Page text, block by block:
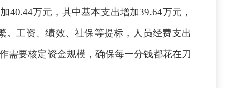
40.44万元，其中基本支出增加39.64万元，
工资、绩效、社保等提标，人员经费支出
需要核定资金规模，确保每一分钱都花在刀